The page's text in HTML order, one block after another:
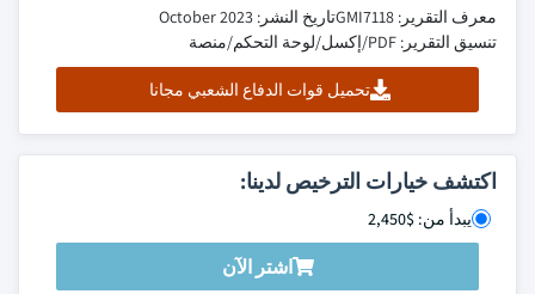
معرف التقرير: GMI7118
تاريخ النشر: October 2023
تنسيق التقرير: PDF/إكسل/لوحة التحكم/منصة
تحميل قوات الدفاع الشعبي مجانا
اكتشف خيارات الترخيص لدينا:
يبدأ من: $2,450
اشتر الآن